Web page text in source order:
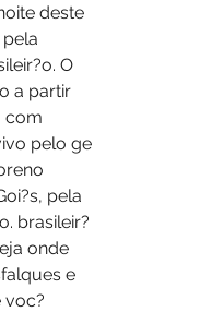
deste
O
a partir
com
pelo ge
pela
brasileir?
onde
e
voc?